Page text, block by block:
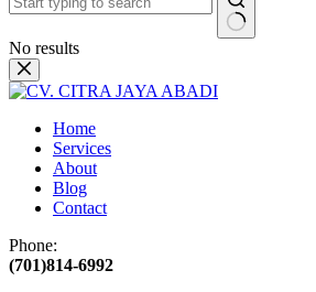
No results
Home
Services
About
Blog
Contact
Phone:
(701)814-6992